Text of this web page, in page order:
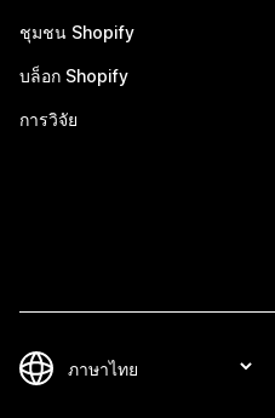
ชุมชน Shopify
บล็อก Shopify
การวิจัย